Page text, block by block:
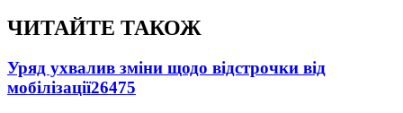
ЧИТАЙТЕ ТАКОЖ
Уряд ухвалив зміни щодо відстрочки від
мобілізації26475